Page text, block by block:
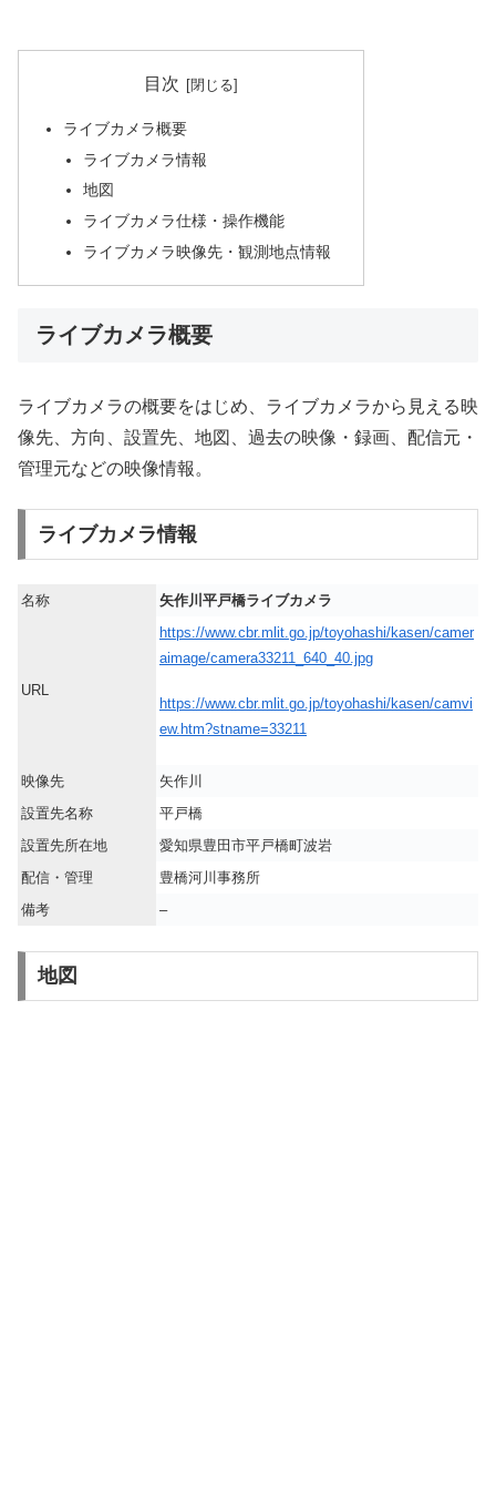
目次
ライブカメラ概要
ライブカメラ情報
地図
ライブカメラ仕様・操作機能
ライブカメラ映像先・観測地点情報
ライブカメラ概要
ライブカメラの概要をはじめ、ライブカメラから見える映
像先、方向、設置先、地図、過去の映像・録画、配信元・
管理元などの映像情報。
ライブカメラ情報
名称 矢作川平戸橋ライブカメラ
URL
https://www.cbr.mlit.go.jp/toyohashi/kasen/camer
aimage/camera33211_640_40.jpg
https://www.cbr.mlit.go.jp/toyohashi/kasen/camvi
ew.htm?stname=33211
映像先
矢作川
設置先名称
平戸橋
設置先所在地
愛知県豊田市平戸橋町波岩
配信・管理
豊橋河川事務所
備考
–
地図